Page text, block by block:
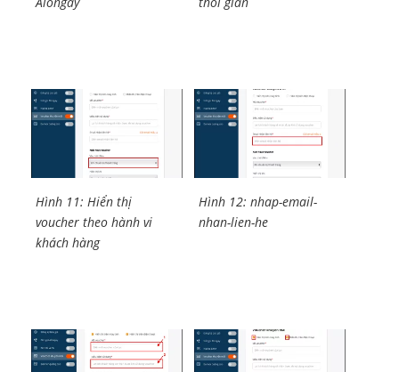
Hình 11: Hiển thị
voucher theo hành vi
khách hàng
Hình 12: nhap-email-
nhan-lien-he